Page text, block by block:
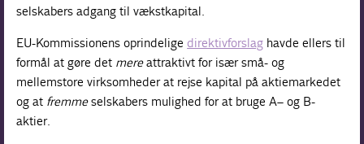
selskabers adgang til vækstkapital.
EU-Kommissionens oprindeligedirektivforslag havde ellers til
formål at gøre det mereattraktivt for især små- og
mellemstore virksomheder at rejse kapital på aktiemarkedet
og at fremmeselskabers mulighed for at bruge A– og B-
aktier.